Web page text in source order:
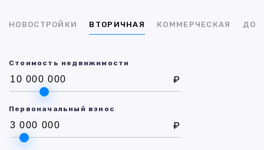
НОВОСТРОЙКИ ВТОРИЧНАЯ КОММЕРЧЕСКАЯ ДОМ
Стоимость недвижимости
₽
Первоначальный взнос
₽